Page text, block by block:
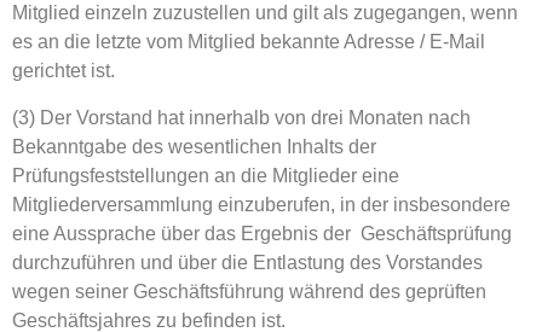
Mitglied einzeln zuzustellen und gilt als zugegangen, wenn
es an die letzte vom Mitglied bekannte Adresse / E-Mail
gerichtet ist.
(3) Der Vorstand hat innerhalb von drei Monaten nach
Bekanntgabe des wesentlichen Inhalts der
Prüfungsfeststellungen an die Mitglieder eine
Mitgliederversammlung einzuberufen, in der insbesondere
eine Aussprache über das Ergebnis der Geschäftsprüfung
durchzuführen und über die Entlastung des Vorstandes
wegen seiner Geschäftsführung während des geprüften
Geschäftsjahres zu befinden ist.